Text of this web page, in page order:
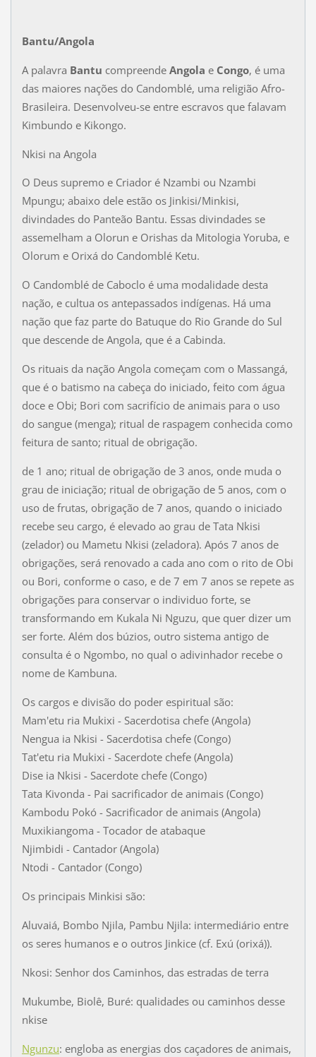
Bantu/Angola
A palavra Bantu compreende Angola e Congo, é uma
das maiores nações do Candomblé, uma religião Afro-
Brasileira. Desenvolveu-se entre escravos que falavam
Kimbundo e Kikongo.
Nkisi na Angola
O Deus supremo e Criador é Nzambi ou Nzambi
Mpungu; abaixo dele estão os Jinkisi/Minkisi,
divindades do Panteão Bantu. Essas divindades se
assemelham a Olorun e Orishas da Mitologia Yoruba, e
Olorum e Orixá do Candomblé Ketu.
O Candomblé de Caboclo é uma modalidade desta
nação, e cultua os antepassados indígenas. Há uma
nação que faz parte do Batuque do Rio Grande do Sul
que descende de Angola, que é a Cabinda.
Os rituais da nação Angola começam com o Massangá,
que é o batismo na cabeça do iniciado, feito com água
doce e Obi; Bori com sacrifício de animais para o uso
do sangue (menga); ritual de raspagem conhecida como
feitura de santo; ritual de obrigação.
de 1 ano; ritual de obrigação de 3 anos, onde muda o
grau de iniciação; ritual de obrigação de 5 anos, com o
uso de frutas, obrigação de 7 anos, quando o iniciado
recebe seu cargo, é elevado ao grau de Tata Nkisi
(zelador) ou Mametu Nkisi (zeladora). Após 7 anos de
obrigações, será renovado a cada ano com o rito de Obi
ou Bori, conforme o caso, e de 7 em 7 anos se repete as
obrigações para conservar o individuo forte, se
transformando em Kukala Ni Nguzu, que quer dizer um
ser forte. Além dos búzios, outro sistema antigo de
consulta é o Ngombo, no qual o adivinhador recebe o
nome de Kambuna.
Os cargos e divisão do poder espiritual são:
Mam'etu ria Mukixi - Sacerdotisa chefe (Angola)
Nengua ia Nkisi - Sacerdotisa chefe (Congo)
Tat'etu ria Mukixi - Sacerdote chefe (Angola)
Dise ia Nkisi - Sacerdote chefe (Congo)
Tata Kivonda - Pai sacrificador de animais (Congo)
Kambodu Pokó - Sacrificador de animais (Angola)
Muxikiangoma - Tocador de atabaque
Njimbidi - Cantador (Angola)
Ntodi - Cantador (Congo)
Os principais Minkisi são:
Aluvaiá, Bombo Njila, Pambu Njila: intermediário entre
os seres humanos e o outros Jinkice (cf. Exú (orixá)).
Nkosi: Senhor dos Caminhos, das estradas de terra
Mukumbe, Biolê, Buré: qualidades ou caminhos desse
nkise
Ngunzu: engloba as energias dos caçadores de animais,